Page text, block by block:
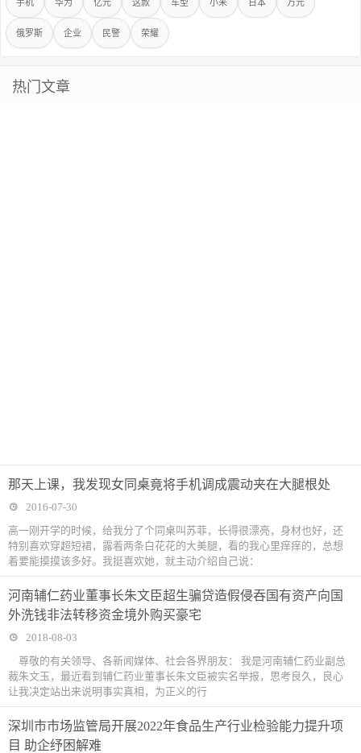
手机 华为 亿元 这款 车型 小米 日本 万元
俄罗斯 企业 民警 荣耀
热门文章
那天上课，我发现女同桌竟将手机调成震动夹在大腿根处
2016-07-30
高一刚开学的时候，给我分了个同桌叫苏菲，长得很漂亮，身材也好，还
特别喜欢穿超短裙，露着两条白花花的大美腿，看的我心里痒痒的，总想
着要能摸摸该多好。我挺喜欢她，就主动介绍自己说：
河南辅仁药业董事长朱文臣超生骗贷造假侵吞国有资产向国
外洗钱非法转移资金境外购买豪宅
2018-08-03
尊敬的有关领导、各新闻媒体、社会各界朋友： 我是河南辅仁药业副总
裁朱文玉，最近看到辅仁药业董事长朱文臣被实名举报，思考良久，良心
让我决定站出来说明事实真相，为正义的行
深圳市市场监管局开展2022年食品生产行业检验能力提升项
目 助企纾困解难